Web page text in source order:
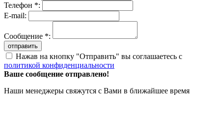
Телефон *:
E-mail:
Сообщение *:
отправить
Нажав на кнопку "Отправить" вы соглашаетесь с
политикой конфиденциальности
Ваше сообщение отправлено!
Наши менеджеры свяжутся с Вами в ближайшее время